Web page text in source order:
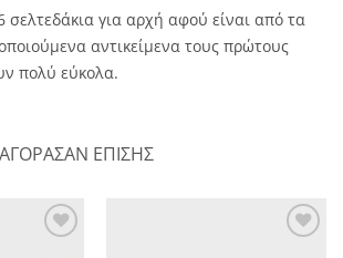
σελτεδάκια για αρχή αφού είναι από τα
αντικείμενα τους πρώτους
πολύ εύκολα.
ΕΠΙΣΗΣ